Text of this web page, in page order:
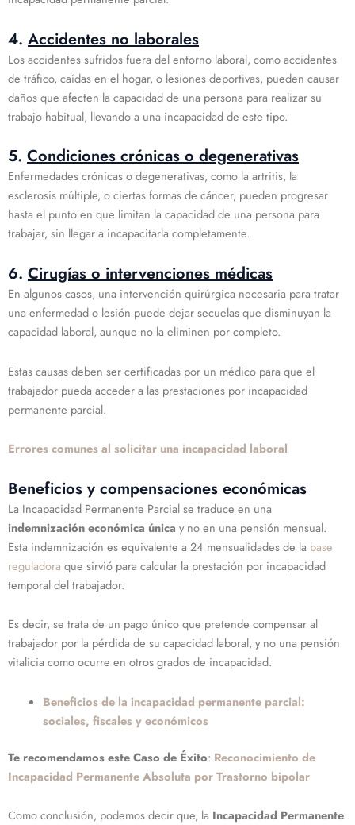
4. Accidentes no laborales
Los accidentes sufridos fuera del entorno laboral, como accidentes
de tráfico, caídas en el hogar, o lesiones deportivas, pueden causar
daños que afecten la capacidad de una persona para realizar su
trabajo habitual, llevando a una incapacidad de este tipo.
5. Condiciones crónicas o degenerativas
Enfermedades crónicas o degenerativas, como la artritis, la
esclerosis múltiple, o ciertas formas de cáncer, pueden progresar
hasta el punto en que limitan la capacidad de una persona para
trabajar, sin llegar a incapacitarla completamente.
6. Cirugías o intervenciones médicas
En algunos casos, una intervención quirúrgica necesaria para tratar
una enfermedad o lesión puede dejar secuelas que disminuyan la
capacidad laboral, aunque no la eliminen por completo.
Estas causas deben ser certificadas por un médico para que el
trabajador pueda acceder a las prestaciones por incapacidad
permanente parcial.
Errores comunes al solicitar una incapacidad laboral
Beneficios y compensaciones económicas
La Incapacidad Permanente Parcial se traduce en una
indemnización económica única y no en una pensión mensual.
Esta indemnización es equivalente a 24 mensualidades de la base
reguladora que sirvió para calcular la prestación por incapacidad
temporal del trabajador.
Es decir, se trata de un pago único que pretende compensar al
trabajador por la pérdida de su capacidad laboral, y no una pensión
vitalicia como ocurre en otros grados de incapacidad.
Beneficios de la incapacidad permanente parcial:
sociales, fiscales y económicos
Te recomendamos este Caso de Éxito: Reconocimiento de
Incapacidad Permanente Absoluta por Trastorno bipolar
Como conclusión, podemos decir que, la Incapacidad Permanente